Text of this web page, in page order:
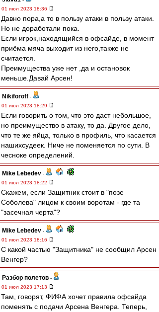
01 июл 2023 18:36
Давно пора,а то в пользу атаки в пользу атаки.
Но не доработали пока.
Если игрок,находящийся в офсайде, в момент
приёма мяча выходит из него,также не
считается.
Преимущества уже нет ,да и остановок
меньше.Давай Арсен!
Nikiforoff -
01 июл 2023 18:29
Если говорить о том, что это даст небольшое,
но преимущество в атаку, то да. Другое дело,
что те же яйца, только в профиль, что касается
нашихсудеек. Ниче не поменяется по сути. В
чесноке определений.
Mike Lebedev -
01 июл 2023 18:22
Скажем, если Защитник стоит в "позе
Соболева" лицом к своим воротам - где та
"засечная черта"?
Mike Lebedev -
01 июл 2023 18:16
С какой частью "Защитника" не сообщил Арсен
Венгер?
Разбор полетов -
01 июл 2023 17:13
Там, говорят, ФИФА хочет правила офсайда
поменять с подачи Арсена Венгера. Теперь,